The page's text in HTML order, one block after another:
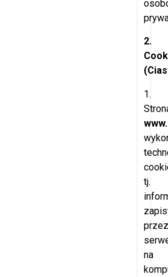
2.
1.
tj.
przez
na